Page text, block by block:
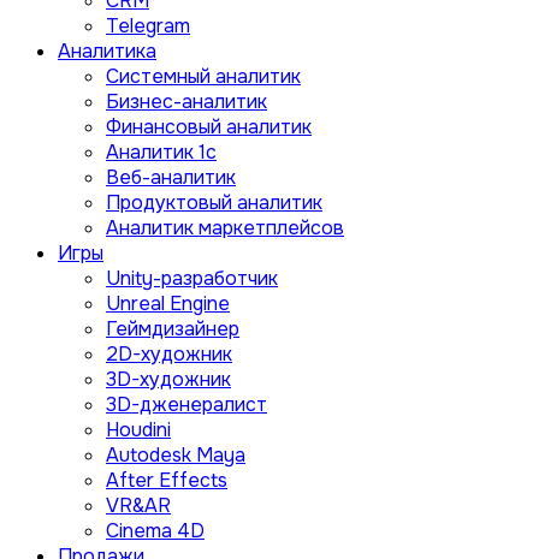
Telegram
Аналитика
Системный аналитик
Бизнес-аналитик
Финансовый аналитик
Aналитик 1с
Веб-аналитик
Продуктовый аналитик
Аналитик маркетплейсов
Игры
Unity-разработчик
Unreal Engine
Геймдизайнер
2D-художник
3D-художник
3D-дженералист
Houdini
Autodesk Maya
After Effects
VR&AR
Cinema 4D